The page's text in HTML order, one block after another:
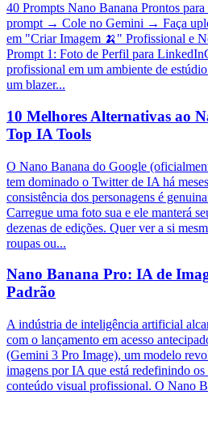
40 Prompts Nano Banana Prontos
prompt → Cole no Gemini → Faça
em "Criar Imagem 🍌" Profissional e
Prompt 1: Foto de Perfil para
profissional em um ambiente de
um blazer...
10 Melhores Alternativas ao
Top IA Tools
O Nano Banana do Google
tem dominado o Twitter de IA há
consistência dos personagens é
Carregue uma foto sua e ele manterá
dezenas de edições. Quer ver a si
roupas ou...
Nano Banana Pro: IA de
Padrão
A indústria de inteligência artificial
com o lançamento em acesso
(Gemini 3 Pro Image), um modelo
imagens por IA que está redefinindo os
conteúdo visual profissional. O Nano